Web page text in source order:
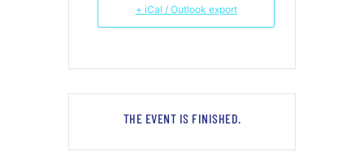
+ iCal / Outlook export
THE EVENT IS FINISHED.